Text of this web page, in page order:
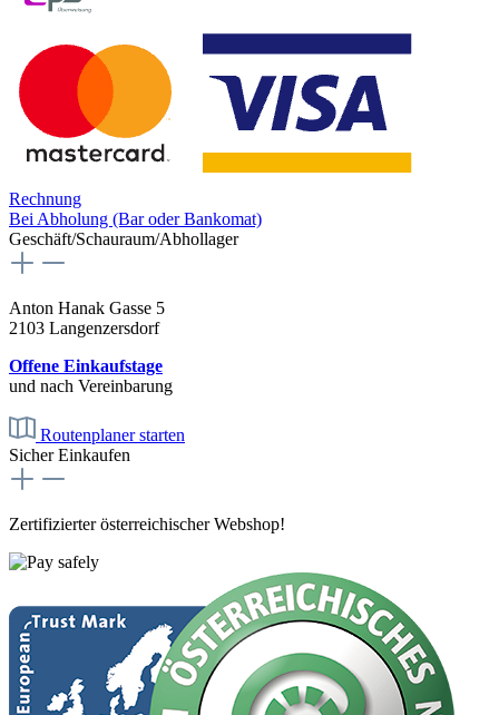
Rechnung
Bei Abholung (Bar oder Bankomat)
Geschäft/Schauraum/Abhollager
Anton Hanak Gasse 5
2103 Langenzersdorf
Offene Einkaufstage
und nach Vereinbarung
Routenplaner starten
Sicher Einkaufen
Zertifizierter österreichischer Webshop!